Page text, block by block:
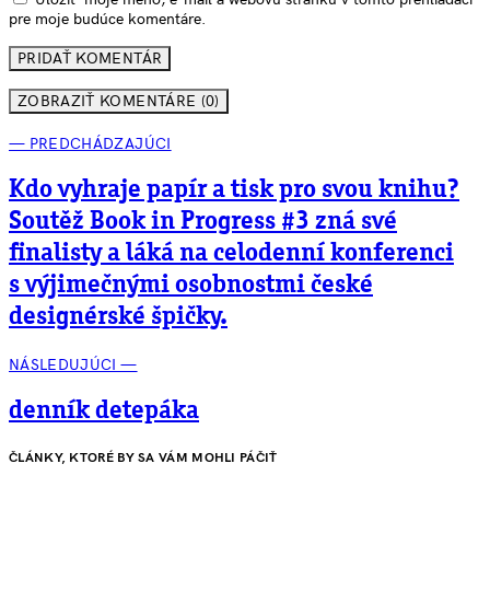
pre moje budúce komentáre.
ZOBRAZIŤ KOMENTÁRE (0)
— PREDCHÁDZAJÚCI
Kdo vyhraje papír a tisk pro svou knihu?
Soutěž Book in Progress #3 zná své
finalisty a láká na celodenní konferenci
s výjimečnými osobnostmi české
designérské špičky.
NÁSLEDUJÚCI —
denník detepáka
ČLÁNKY, KTORÉ BY SA VÁM MOHLI PÁČIŤ